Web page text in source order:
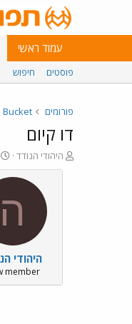
עמוד ראשי
פוסטים חיפוש
פורומים Bucket
דו קיום
פ
ו
היהודי הנודד
ה
היהודי
member